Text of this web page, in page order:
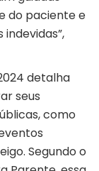
do paciente e
detalha
seus
como
Segundo o